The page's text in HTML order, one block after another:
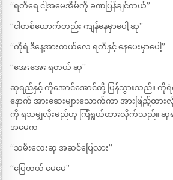
“ရတီရေ ငါ့အမေအိမ်ကို ခဏပြန်ချင်တယ်”
“ငါတစ်ယောက်တည်း ကျန်နေမှာပေါ့ ဆု”
“ကိုရဲ ဒီနေ့အားတယ်လေ ရတီနှင့် နေပေးမှာပေါ့”
“အေးအေး ရတယ် ဆု”
ဆုရည်နှင့် ကိုအောင်အောင်တို့ ပြန်သွားသည်။
နောက် အားဆေးများသောက်ကာ အားဖြည့်
ကို ရသမျှလိုးမည်ဟု ကြံရွယ်ထားလိုက်သည်။ ဆုရ
အမေက
“သမီးလေးဆု အဆင်ပြေလား”
“ပြေတယ် မေမေ”